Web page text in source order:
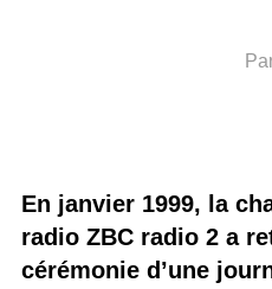
En janvier 1999, la
radio ZBC radio 2 a
cérémonie d’une